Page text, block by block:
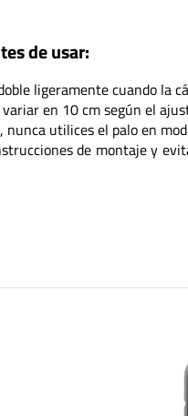
de usar:
ligeramente cuando la
en 10 cm según el
nunca utilices el palo en
de montaje y